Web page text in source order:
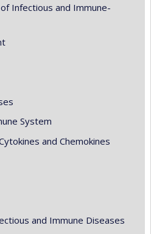
Infectious and Immune-
System
and Chemokines
and Immune Diseases